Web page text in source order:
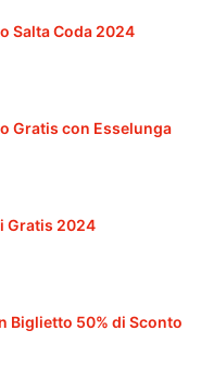
Salta Coda 2024
Gratis con Esselunga
Gratis 2024
Biglietto 50% di Sconto